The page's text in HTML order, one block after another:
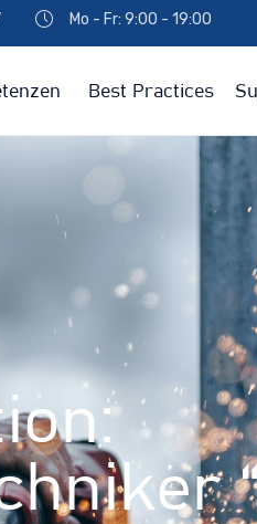
Mo - Fr: 9:00 - 19:00
Best Practices